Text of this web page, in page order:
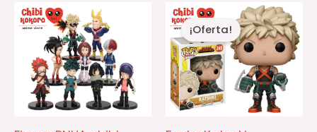
Este
producto
tiene
múltiples
variantes.
¡Oferta!
El
precio
original
era:
El
precio
actual
es:
$7.000,00.